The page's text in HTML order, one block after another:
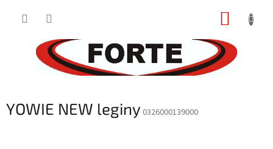
YOWIE NEW leginy 0326000139000